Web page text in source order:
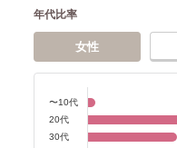
年代比率
女性
〜10代
20代
30代